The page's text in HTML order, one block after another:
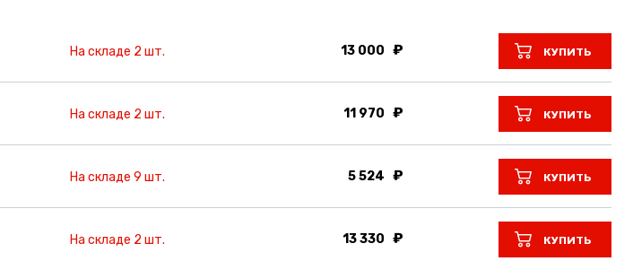
На складе 2 шт. 13 000 КУПИТЬ
На складе 2 шт. 11 970 КУПИТЬ
На складе 9 шт. 5 524 КУПИТЬ
На складе 2 шт. 13 330 КУПИТЬ